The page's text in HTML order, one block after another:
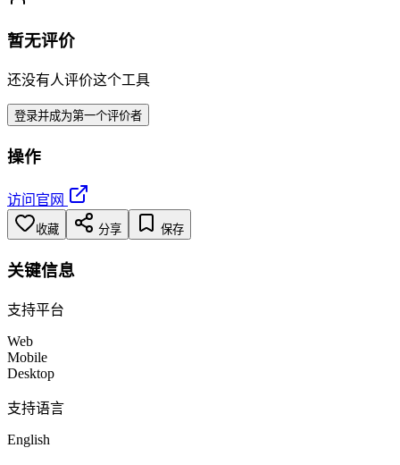
暂无评价
还没有人评价这个工具
登录并成为第一个评价者
操作
访问官网
收藏 分享 保存
关键信息
支持平台
Web
Mobile
Desktop
支持语言
English